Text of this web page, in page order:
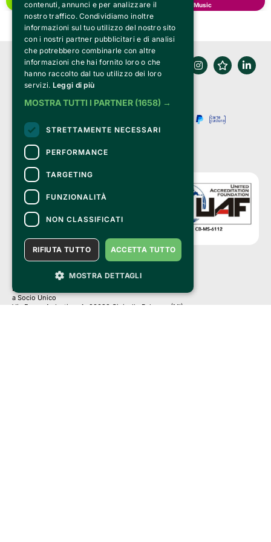
Other Music
Clappit is a trademark of:
Bemils Srl
a Socio Unico
Via Fosse Ardeatine, 4 -20092 Cinisello Balsamo (MI)
contenuti, annunci e per analizzare il
nostro traffico. Condividiamo inoltre
informazioni sul tuo utilizzo del nostro sito
con i nostri partner pubblicitari e di analisi
che potrebbero combinarle con altre
informazioni che hai fornito loro o che
hanno raccolto dal tuo utilizzo dei loro
servizi. Leggi di più
MOSTRA TUTTI I PARTNER (1658) →
STRETTAMENTE NECESSARI
PERFORMANCE
TARGETING
FUNZIONALITÀ
NON CLASSIFICATI
ACCETTA TUTTO
RIFIUTA TUTTO
MOSTRA DETTAGLI